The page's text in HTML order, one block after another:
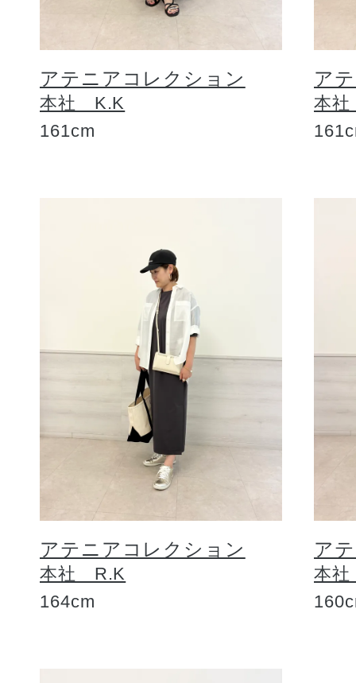
アテニアコレクション
本社 K.K
161cm
ア
本
アテニアコレクション
本社 R.K
164cm
ア
本